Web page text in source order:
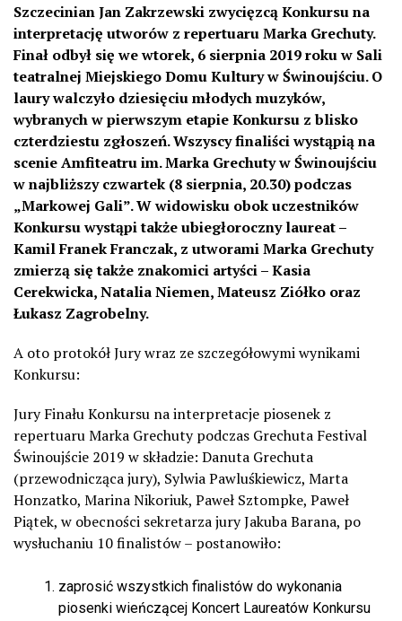
Szczecinian Jan Zakrzewski zwycięzcą Konkursu na
interpretację utworów z repertuaru Marka Grechuty.
Finał odbył się we wtorek, 6 sierpnia 2019 roku w Sali
teatralnej Miejskiego Domu Kultury w Świnoujściu. O
laury walczyło dziesięciu młodych muzyków,
wybranych w pierwszym etapie Konkursu z blisko
czterdziestu zgłoszeń. Wszyscy finaliści wystąpią na
scenie Amfiteatru im. Marka Grechuty w Świnoujściu
w najbliższy czwartek (8 sierpnia, 20.30) podczas
„Markowej Gali”. W widowisku obok uczestników
Konkursu wystąpi także ubiegłoroczny laureat –
Kamil Franek Franczak, z utworami Marka Grechuty
zmierzą się także znakomici artyści – Kasia
Cerekwicka, Natalia Niemen, Mateusz Ziółko oraz
Łukasz Zagrobelny.
A oto protokół Jury wraz ze szczegółowymi wynikami
Konkursu:
Jury Finału Konkursu na interpretacje piosenek z
repertuaru Marka Grechuty podczas Grechuta Festival
Świnoujście 2019 w składzie: Danuta Grechuta
(przewodnicząca jury), Sylwia Pawluśkiewicz, Marta
Honzatko, Marina Nikoriuk, Paweł Sztompke, Paweł
Piątek, w obecności sekretarza jury Jakuba Barana, po
wysłuchaniu 10 finalistów – postanowiło:
zaprosić wszystkich finalistów do wykonania
piosenki wieńczącej Koncert Laureatów Konkursu